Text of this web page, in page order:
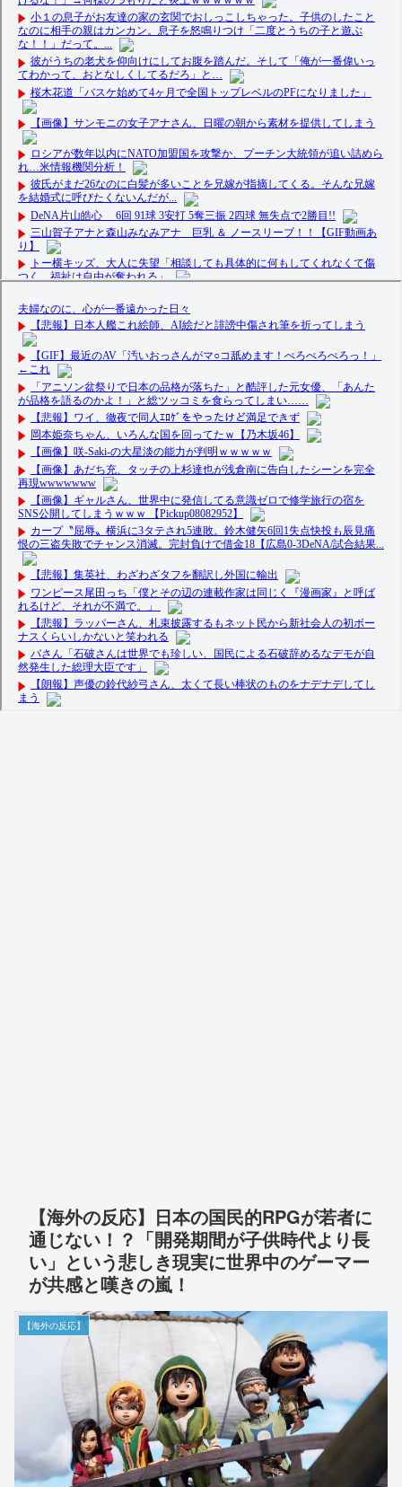
【海外の反応】日本の国民的RPGが若者に
通じない！？「開発期間が子供時代より長
い」という悲しき現実に世界中のゲーマー
が共感と嘆きの嵐！
【海外の反応】